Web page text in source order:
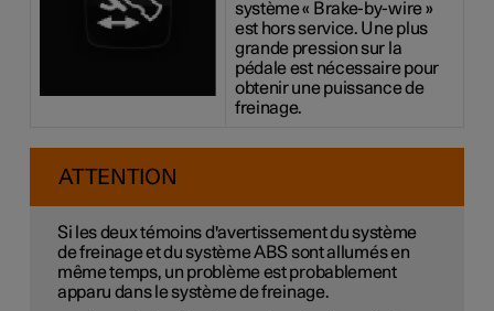
système « Brake-by-wire »
est hors service. Une plus
grande pression sur la
pédale est nécessaire pour
obtenir une puissance de
freinage.
ATTENTION
Si les deux témoins d'avertissement du système
de freinage et du système ABS sont allumés en
même temps, un problème est probablement
apparu dans le système de freinage.